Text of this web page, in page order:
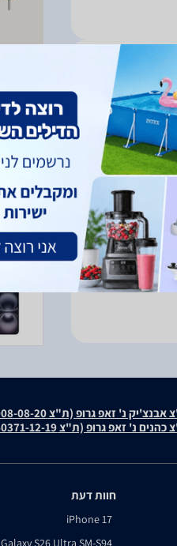
נוספים
נוספים
נ' זאפ גרופ (ת"צ 23008-08-20)
נ' זאפ גרופ (ת"צ 60371-12-19)
חוות דעת
iPhone 17
Galaxy S26 Ultra SM-S94